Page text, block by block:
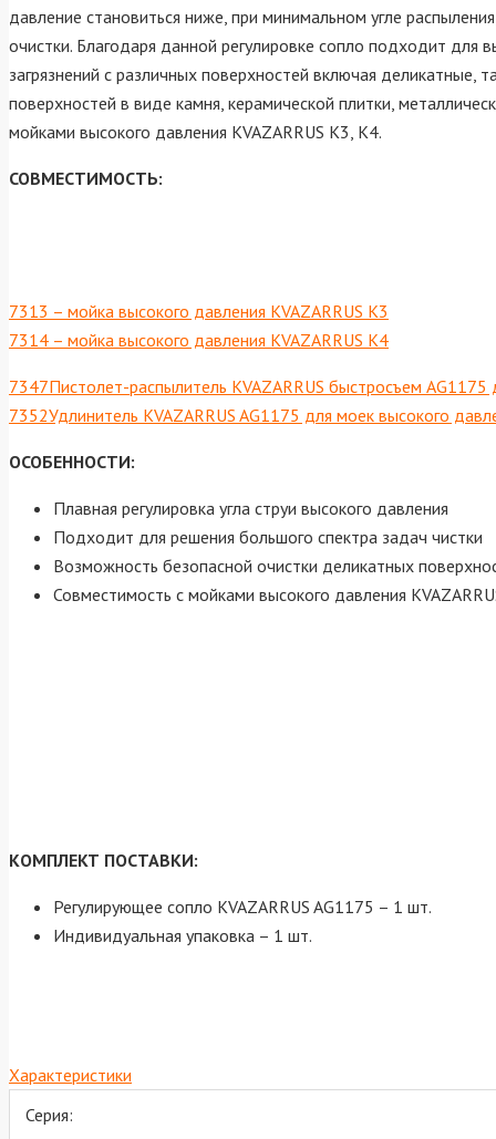
давление становиться ниже, при минимальном угле
очистки. Благодаря данной регулировке сопло подходит для
загрязнений с различных поверхностей включая деликатные,
поверхностей в виде камня, керамической плитки,
мойками высокого давления KVAZARRUS K3, K4.
СОВМЕСТИМОСТЬ:
7313 – мойка высокого давления KVAZARRUS K3
7314 – мойка высокого давления KVAZARRUS K4
7347Пистолет-распылитель KVAZARRUS быстросъем
7352Удлинитель KVAZARRUS AG1175 для моек высокого
ОСОБЕННОСТИ:
Плавная регулировка угла струи высокого давления
Подходит для решения большого спектра задач чистки
Возможность безопасной очистки деликатных
Совместимость с мойками высокого давления
КОМПЛЕКТ ПОСТАВКИ:
Регулирующее сопло KVAZARRUS AG1175 – 1 шт.
Индивидуальная упаковка – 1 шт.
Характеристики
Серия: